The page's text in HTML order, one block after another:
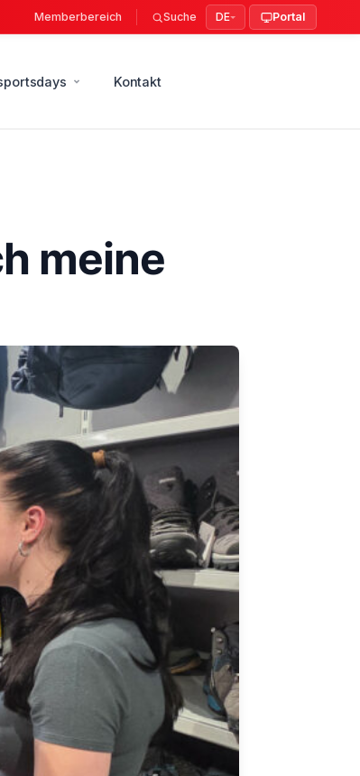
Memberbereich Suche DE Portal
Kontakt
meine